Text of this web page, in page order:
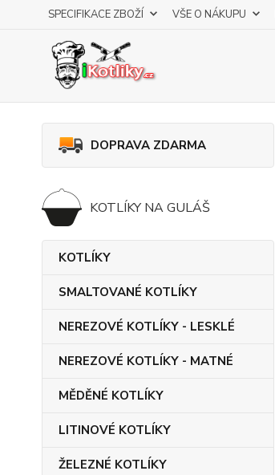
SPECIFIKACE ZBOŽÍ VŠE O NÁKUPU
DOPRAVA ZDARMA
KOTLÍKY NA GULÁŠ
KOTLÍKY
SMALTOVANÉ KOTLÍKY
NEREZOVÉ KOTLÍKY - LESKLÉ
NEREZOVÉ KOTLÍKY - MATNÉ
MĚDĚNÉ KOTLÍKY
LITINOVÉ KOTLÍKY
ŽELEZNÉ KOTLÍKY